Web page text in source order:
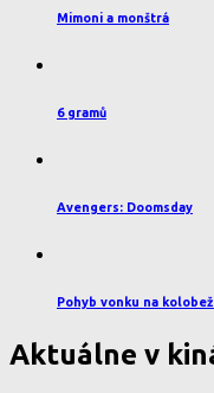
Mimoni a monštrá
6 gramů
Avengers: Doomsday
Pohyb vonku na
Aktuálne v